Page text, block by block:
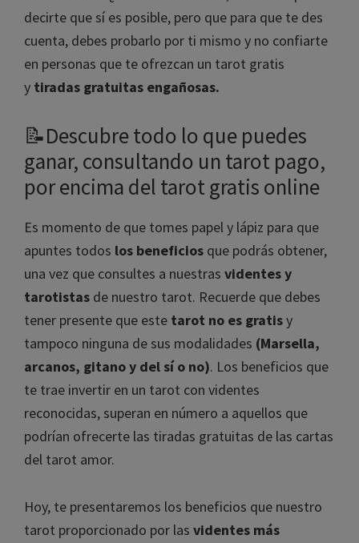
decirte que sí es posible, pero que para que te des
cuenta, debes probarlo por ti mismo y no confiarte
en personas que te ofrezcan un tarot gratis
y tiradas gratuitas engañosas.
📝Descubre todo lo que puedes
ganar, consultando un tarot pago,
por encima del tarot gratis online
Es momento de que tomes papel y lápiz para que
apuntes todos los beneficios que podrás obtener,
una vez que consultes a nuestras videntes y
tarotistas de nuestro tarot. Recuerde que debes
tener presente que este tarot no es gratisy
tampoco ninguna de sus modalidades (Marsella,
arcanos, gitano y del sí o no). Los beneficios que
te trae invertir en un tarot con videntes
reconocidas, superan en número a aquellos que
podrían ofrecerte las tiradas gratuitas de las cartas
del tarot amor.
Hoy, te presentaremos los beneficios que nuestro
tarot proporcionado por las videntes más